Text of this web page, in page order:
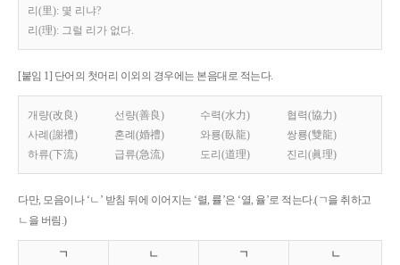
리(里): 몇 리냐?
리(理): 그럴 리가 없다.
[붙임 1] 단어의 첫머리 이외의 경우에는 본음대로 적는다.
개량(改良) 선량(善良) 수력(水力)
협력(協力)
사례(謝禮)
혼례(婚禮) 와룡(臥龍)
쌍룡(雙龍)
하류(下流)
급류(急流) 도리(道理) 진리(眞理)
다만, 모음이나 ‘ㄴ’ 받침 뒤에 이어지는 ‘렬, 률’은 ‘열, 율’로 적는다.(ㄱ을 취하고
ㄴ을 버림.)
ㄱ ㄴ ㄱ ㄴ